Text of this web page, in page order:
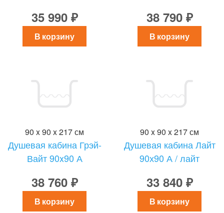
35 990 ₽
В корзину
38 790 ₽
В корзину
90 x 90 x 217 см
Душевая кабина Грэй-
Вайт 90x90 А
38 760 ₽
В корзину
90 x 90 x 217 см
Душевая кабина Лайт
90х90 А / лайт
33 840 ₽
В корзину